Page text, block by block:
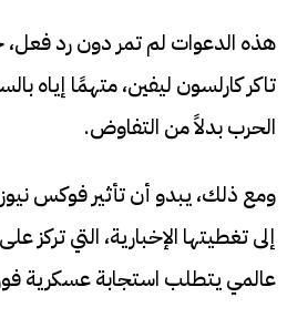
هذه الدعوات لم تمر دون رد فعل،
تاكر كارلسون ليفين، متهمًا إياه
الحرب بدلاً من التفاوض.
ومع ذلك، يبدو أن تأثير فوكس نيوز
إلى تغطيتها الإخبارية، التي تركز
عالمي يتطلب استجابة عسكرية